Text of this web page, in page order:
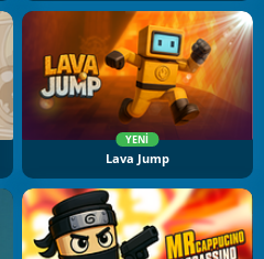
YENI
Lava Jump